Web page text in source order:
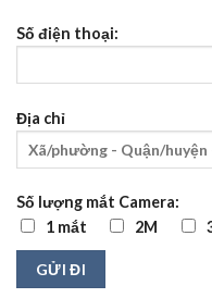
Số điện thoại:
Địa chỉ
Số lượng mắt Camera:
1 mắt
2M